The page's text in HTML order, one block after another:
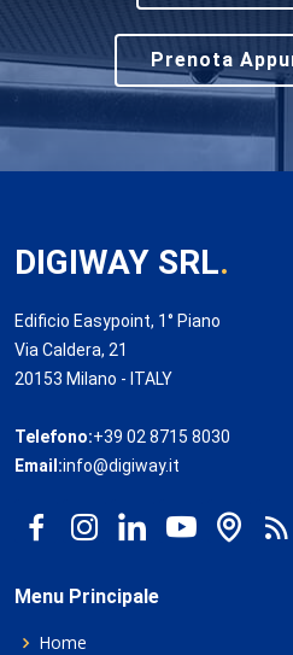
Prenota
DIGIWAY SRL.
Edificio Easypoint, 1° Piano
Via Caldera, 21
20153 Milano - ITALY
Telefono:+39 02 8715 8030
Email:info@digiway.it
Menu Principale
Home